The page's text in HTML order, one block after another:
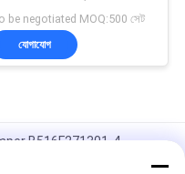
be negotiated MOQ:500 সেট
যোগাযোগ
B516F271301-4